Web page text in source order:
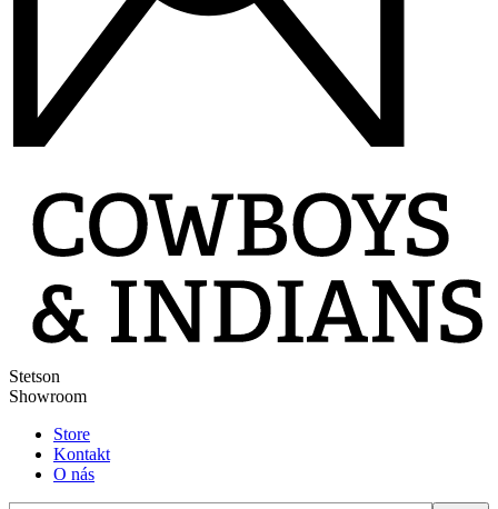
Stetson
Showroom
Store
Kontakt
O nás